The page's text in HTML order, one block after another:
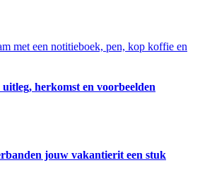
herkomst en voorbeelden
jouw vakantierit een stuk